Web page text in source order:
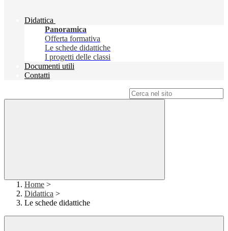
Didattica
Panoramica
Offerta formativa
Le schede didattiche
I progetti delle classi
Documenti utili
Contatti
Home >
Didattica >
Le schede didattiche